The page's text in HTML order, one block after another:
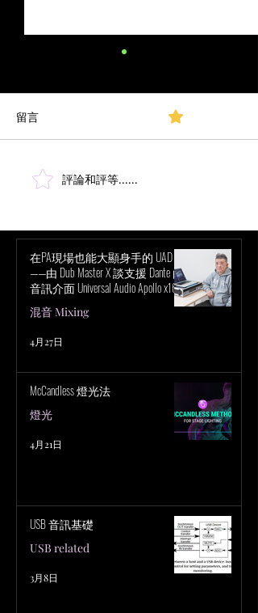
作者：Don Boomer 原始文章
[如果你錯過了我們系列文章
裡。] 干擾檢測 在系統設置階
這篇文章中，我們將探討一些
最常見的干擾例子。請注意，
你的掃描結果可能同時包含多
種這些元素。我們在這裡以
廣...
留言
評論和評等......
在PA現場也能大顯身手的 UAD！
——由 Dub Master X 談支援 Dante 的
音訊介面 Universal Audio Apollo x16D
的魅力
混音 Mixing
4月27日
McCandless 燈光法
燈光
4月21日
USB 音訊基礎
USB related
3月8日